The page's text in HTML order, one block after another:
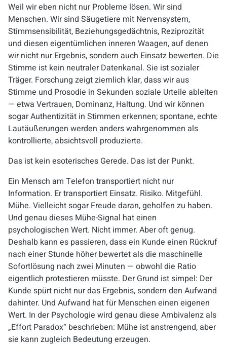
Weil wir eben nicht nur Probleme lösen. Wir sind
Menschen. Wir sind Säugetiere mit Nervensystem,
Stimmsensibilität, Beziehungsgedächtnis, Reziprozität
und diesen eigentümlichen inneren Waagen, auf denen
wir nicht nur Ergebnis, sondern auch Einsatz bewerten. Die
Stimme ist kein neutraler Datenkanal. Sie ist sozialer
Träger. Forschung zeigt ziemlich klar, dass wir aus
Stimme und Prosodie in Sekunden soziale Urteile ableiten
— etwa Vertrauen, Dominanz, Haltung. Und wir können
sogar Authentizität in Stimmen erkennen; spontane, echte
Lautäußerungen werden anders wahrgenommen als
kontrollierte, absichtsvoll produzierte.
Das ist kein esoterisches Gerede. Das ist der Punkt.
Ein Mensch am Telefon transportiert nicht nur
Information. Er transportiert Einsatz. Risiko. Mitgefühl.
Mühe. Vielleicht sogar Freude daran, geholfen zu haben.
Und genau dieses Mühe-Signal hat einen
psychologischen Wert. Nicht immer. Aber oft genug.
Deshalb kann es passieren, dass ein Kunde einen Rückruf
nach einer Stunde höher bewertet als die maschinelle
Sofortlösung nach zwei Minuten — obwohl die Ratio
eigentlich protestieren müsste. Der Grund ist simpel: Der
Kunde spürt nicht nur das Ergebnis, sondern den Aufwand
dahinter. Und Aufwand hat für Menschen einen eigenen
Wert. In der Psychologie wird genau diese Ambivalenz als
„Effort Paradox“ beschrieben: Mühe ist anstrengend, aber
sie kann zugleich Bedeutung erzeugen.